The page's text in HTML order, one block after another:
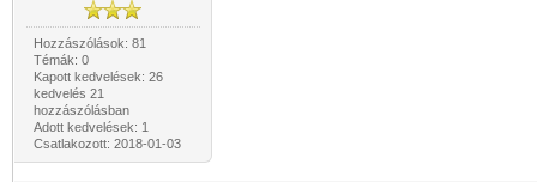
Hozzászólások: 81
Témák: 0
Kapott kedvelések: 26
kedvelés 21
hozzászólásban
Adott kedvelések: 1
Csatlakozott: 2018-01-03